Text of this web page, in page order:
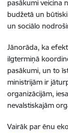
pasākumi veicina
budžetā un
un sociālo
Jānorāda, ka
ilgtermiņā
pasākumi, un to
ministrijām ir
organizācijām,
nevalstiskajām
Vairāk par ēnu